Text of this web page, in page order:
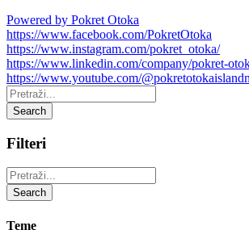
Powered by Pokret Otoka
https://www.facebook.com/PokretOtoka
https://www.instagram.com/pokret_otoka/
https://www.linkedin.com/company/pokret-
https://www.youtube.com/
Pretraži:
Search
Filteri
Pretraži:
Search
Teme